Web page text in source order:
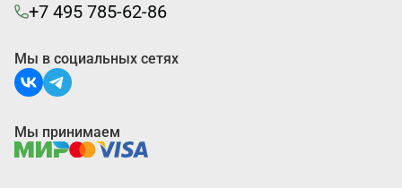
+7 495 785-62-86
Мы в социальных сетях
Мы принимаем